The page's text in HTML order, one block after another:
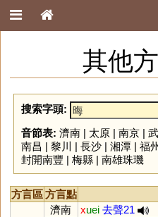
其他
搜索字頭:
音節表: 濟南| 太原| 南京|
南昌 | 黎川 | 長沙| 湘潭| 福州
封開南豐 | 梅縣| 南雄珠璣
方言區方言點
濟南 xuei 去聲21